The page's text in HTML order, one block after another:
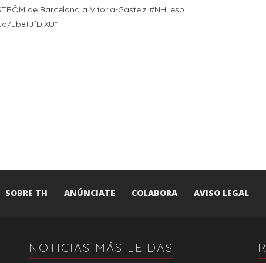
de Barcelona a Vitoria-Gasteiz #NHLesp
ub8tJfDiXU"
SOBRE TH ANÚNCIATE COLABORA AVISO LEGAL
NOTICIAS MÁS LEIDAS